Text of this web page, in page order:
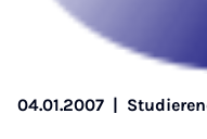
04.01.2007 |